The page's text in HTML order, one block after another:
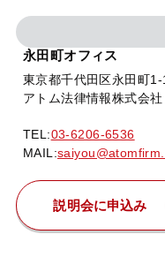
永田町オフィス
東京都千代田区永田町
アトム法律情報株式会社
TEL:03-6206-6536
MAIL:
説明会に申込み